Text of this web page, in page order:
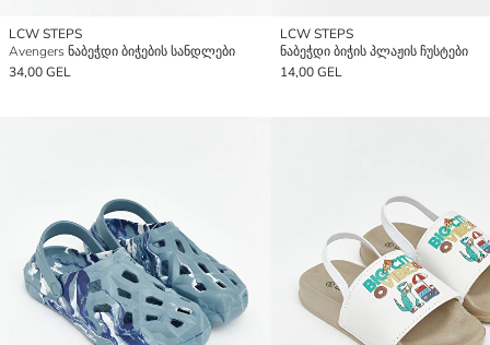
LCW STEPS
Avengers ნაბეჭდი ბიჭების სანდლები
34,00 GEL
LCW STEPS
ნაბეჭდი ბიჭის პლაჟის ჩუსტები
14,00 GEL